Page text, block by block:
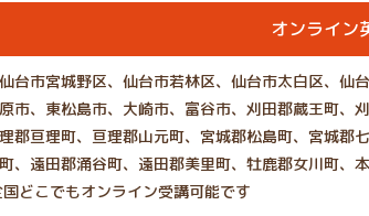
オンライン
台市宮城野区、仙台市若林区、仙台市太白区、
市、東松島市、大崎市、富谷市、刈田郡蔵王町
郡亘理町、亘理郡山元町、宮城郡松島町、宮城
、遠田郡涌谷町、遠田郡美里町、牡鹿郡女川町、
どこでもオンライン受講可能です